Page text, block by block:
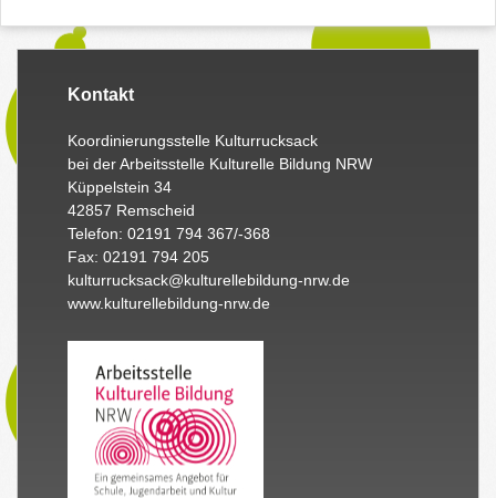
Kontakt
Koordinierungsstelle Kulturrucksack
bei der Arbeitsstelle Kulturelle Bildung NRW
Küppelstein 34
42857 Remscheid
Telefon: 02191 794 367/-368
Fax: 02191 794 205
kulturrucksack@kulturellebildung-nrw.de
www.kulturellebildung-nrw.de